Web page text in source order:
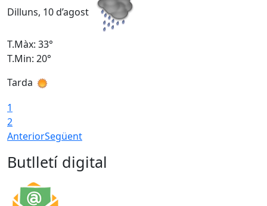
Dilluns, 10 d’agost
T.Màx: 33°
T.Min: 20°
Tarda
1
2
AnteriorSegüent
Butlletí digital